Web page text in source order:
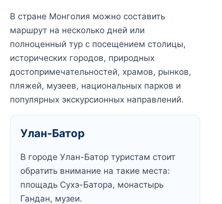
В стране Монголия можно составить
маршрут на несколько дней или
полноценный тур с посещением столицы,
исторических городов, природных
достопримечательностей, храмов, рынков,
пляжей, музеев, национальных парков и
популярных экскурсионных направлений.
Улан-Батор
В городе Улан-Батор туристам стоит
обратить внимание на такие места:
площадь Сухэ-Батора, монастырь
Гандан, музеи.